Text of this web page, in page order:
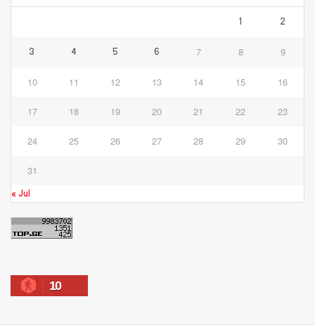
1 2
3 4 5 6 7 8 9
10 11 12 13 14 15 16
17 18 19 20 21 22 23
24 25 26 27 28 29 30
31
« Jul
10